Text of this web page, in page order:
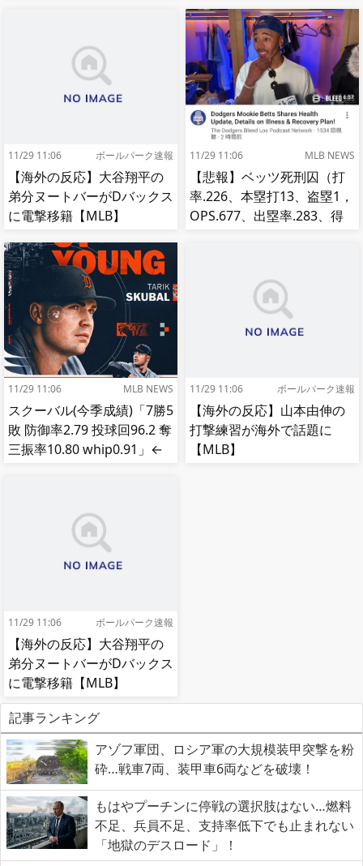
11/29 11:06 ボールパーク速報
【海外の反応】大谷翔平の
弟分ヌートバーがDバックス
に電撃移籍【MLB】
11/29 11:06 MLB NEWS
【悲報】ベッツ死刑囚（打
率.226、本塁打13、盗塁1，
OPS.677、出塁率.283、得
11/29 11:06 MLB NEWS
スクーバル(今季成績)「7勝5
敗 防御率2.79 投球回96.2 奪
三振率10.80 whip0.91」←
11/29 11:06 ボールパーク速報
【海外の反応】山本由伸の
打撃練習が海外で話題に
【MLB】
11/29 11:06 ボールパーク速報
【海外の反応】大谷翔平の
弟分ヌートバーがDバックス
に電撃移籍【MLB】
記事ランキング
アゾフ軍団、ロシア軍の大規模装甲突撃を粉
砕…戦車7両、装甲車6両などを破壊！
もはやプーチンに停戦の選択肢はない…燃料
不足、兵員不足、支持率低下でも止まれない
「地獄のデスロード」！